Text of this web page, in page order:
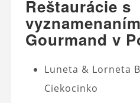
Reštaurácie s
Gourmand v
Luneta & Lorneta
Ciekocinko